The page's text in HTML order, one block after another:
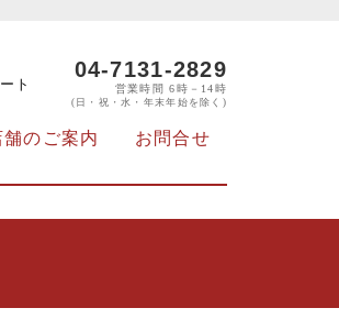
ト
04-7131-2829
営業時間 6時－14時
(日・祝・水・年末年始を除く)
舗のご案内 お問合せ